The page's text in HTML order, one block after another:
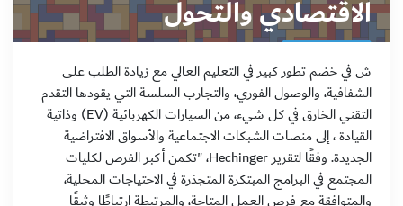
الاقتصادي والتحول
ش في خضم تطور كبير في التعليم العالي مع زيادة الطلب على
الشفافية، والوصول الفوري، والتجارب السلسة التي يقودها التقدم
التقني الخارق في كل شيء، من السيارات الكهربائية (EV) وذاتية
القيادة ، إلى منصات الشبكات الاجتماعية والأسواق الافتراضية
الجديدة. وفقًا لتقرير Hechinger، "تكمن أكبر الفرص لكليات
المجتمع في البرامج المبتكرة المتجذرة في الاحتياجات المحلية،
والمتوافقة مع فرص العمل المتاحة، والمرتبطة ارتباطًا وثيقًا